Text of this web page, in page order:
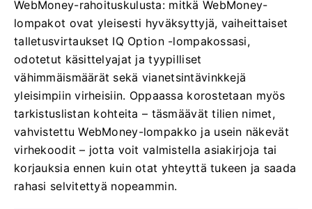
WebMoney-rahoituskulusta: mitkä WebMoney-
lompakot ovat yleisesti hyväksyttyjä, vaiheittaiset
talletusvirtaukset IQ Option -lompakossasi,
odotetut käsittelyajat ja tyypilliset
vähimmäismäärät sekä vianetsintävinkkejä
yleisimpiin virheisiin. Oppaassa korostetaan myös
tarkistuslistan kohteita – täsmäävät tilien nimet,
vahvistettu WebMoney-lompakko ja usein näkevät
virhekoodit – jotta voit valmistella asiakirjoja tai
korjauksia ennen kuin otat yhteyttä tukeen ja saada
rahasi selvitettyä nopeammin.